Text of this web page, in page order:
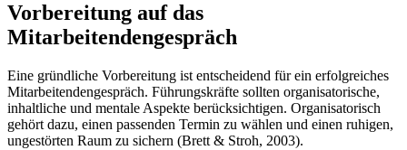
Vorbereitung auf das
Mitarbeitendengespräch
Eine gründliche Vorbereitung ist entscheidend für ein erfolgreiches
Mitarbeitendengespräch. Führungskräfte sollten organisatorische,
inhaltliche und mentale Aspekte berücksichtigen. Organisatorisch
gehört dazu, einen passenden Termin zu wählen und einen ruhigen,
ungestörten Raum zu sichern (Brett & Stroh, 2003).